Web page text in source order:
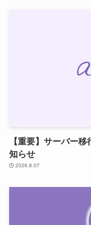
【重要】サーバー
知らせ
2026.8.07